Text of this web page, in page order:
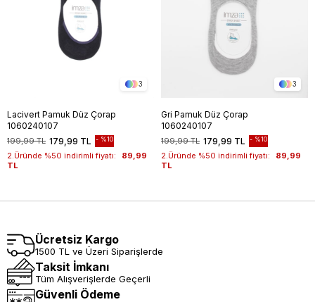
3
Lacivert Pamuk Düz Çorap
1060240107
179,99 TL
199,99 TL %10
2.Üründe %50 indirimli fiyatı:
89,99
TL
3
Gri Pamuk Düz Çorap
1060240107
179,99 TL
199,99 TL %10
2.Üründe %50 indirimli fiyatı:
89,99
TL
Ücretsiz Kargo
1500 TL ve Üzeri Siparişlerde
Taksit İmkanı
Tüm Alışverişlerde Geçerli
Güvenli Ödeme